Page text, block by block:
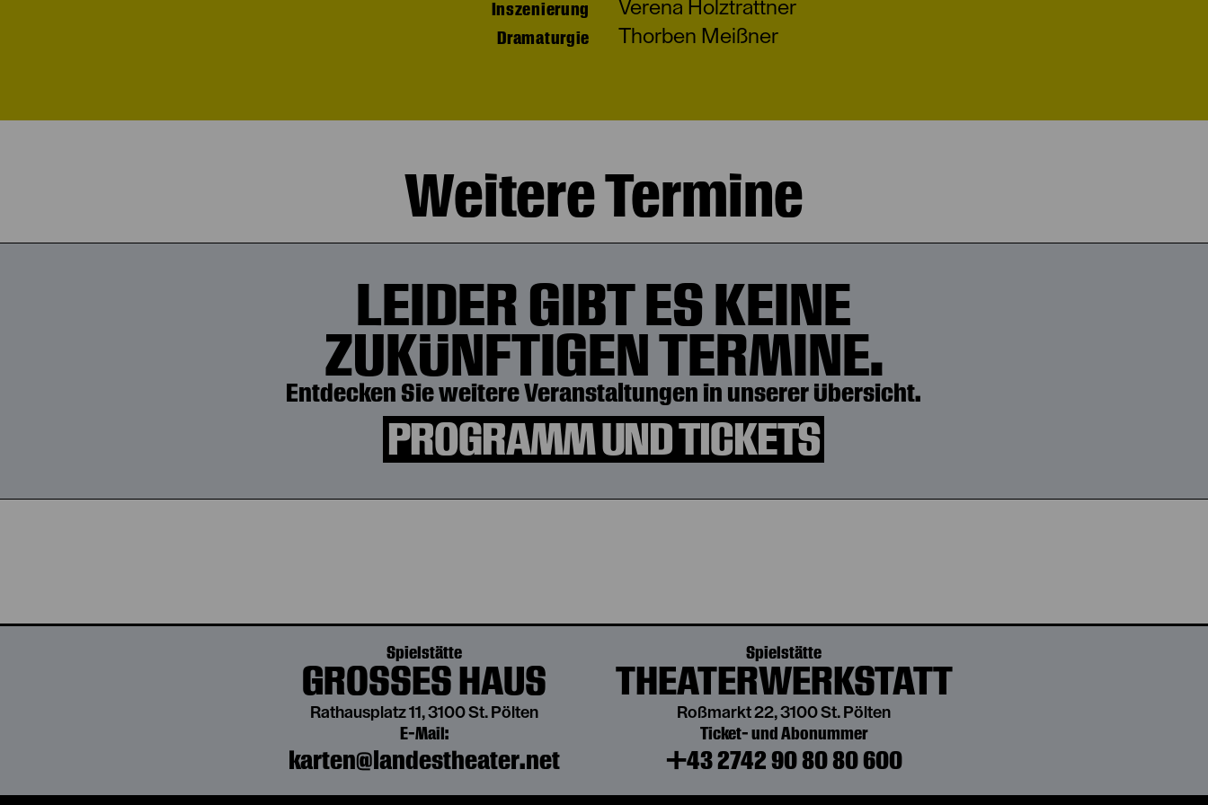
Inszenierung
Verena Holztrattner
Dramaturgie
Thorben Meißner
Weitere Termine
LEIDER GIBT ES KEINE
ZUKÜNFTIGEN TERMINE.
Entdecken Sie weitere Veranstaltungen in unserer Übersicht.
PROGRAMM UND TICKETS
Spielstätte
GROSSES HAUS
Rathausplatz 11, 3100 St. Pölten
Spielstätte
THEATERWERKSTATT
Roßmarkt 22, 3100 St. Pölten
Ticket- und Abonummer
+43 2742 90 80 80 600
E-Mail:
karten@landestheater.net